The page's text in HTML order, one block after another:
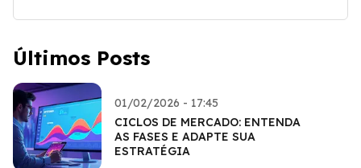
Últimos Posts
01/02/2026 - 17:45
CICLOS DE MERCADO: ENTENDA
AS FASES E ADAPTE SUA
ESTRATÉGIA